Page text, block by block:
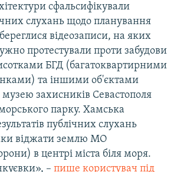
сфальсифікували
слухань щодо планування
відеозаписи, на яких
протестували проти забудови
БГД (багатоквартирними
та іншими об'єктами
музею захисників Севастополя
парку. Хамська
публічних слухань
віджати землю МО
в центрі міста біля моря.
– пише користувач під